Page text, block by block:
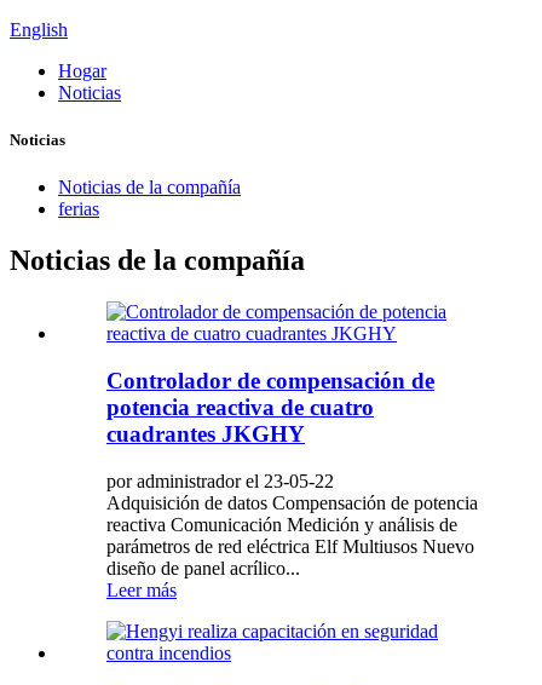
English
Hogar
Noticias
Noticias
Noticias de la compañía
ferias
Noticias de la compañía
Controlador de compensación de
potencia reactiva de cuatro
cuadrantes JKGHY
por administrador el 23-05-22
Adquisición de datos Compensación de potencia
reactiva Comunicación Medición y análisis de
parámetros de red eléctrica Elf Multiusos Nuevo
diseño de panel acrílico...
Leer más